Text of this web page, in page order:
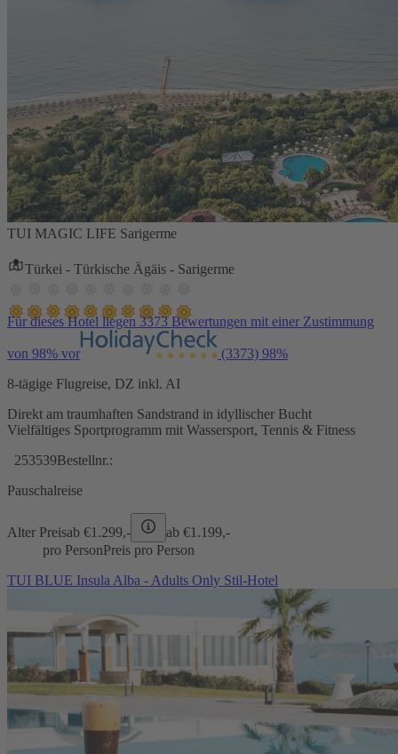
TUI MAGIC LIFE Sarigerme
Türkei - Türkische Ägäis - Sarigerme
Für dieses Hotel liegen 3373 Bewertungen mit einer Zustimmung
von 98% vor (3373) 98%
8-tägige Flugreise, DZ inkl. AI
Direkt am traumhaften Sandstrand in idyllischer Bucht
Vielfältiges Sportprogramm mit Wassersport, Tennis & Fitness
253539Bestellnr.:
Pauschalreise
Alter Preisab €1.299,- ab €1.199,-
pro PersonPreis pro Person
TUI BLUE Insula Alba - Adults Only Stil-Hotel